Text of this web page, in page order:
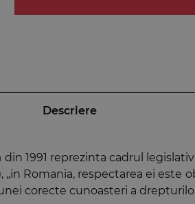
Descriere
din 1991 reprezinta cadrul
„in Romania, respectarea ei
corecte cunoasteri a